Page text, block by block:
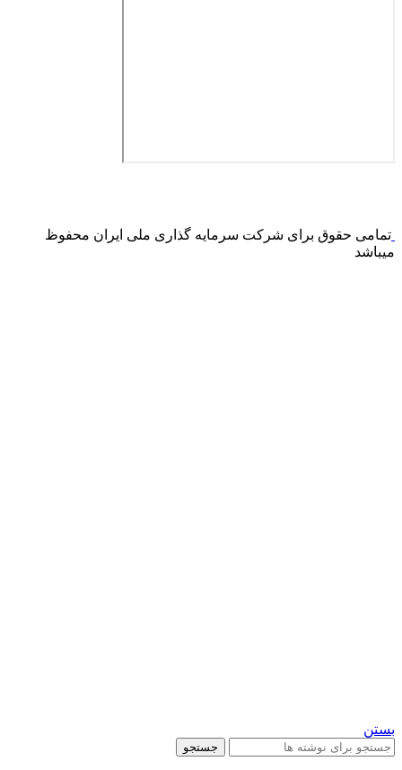
تمامی حقوق برای شرکت سرمایه گذاری ملی ایران محفوظ
میباشد
بستن
جستجو